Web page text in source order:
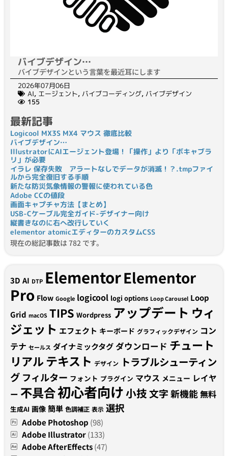
バイブデザイン…
バイブデザインという言葉を最近耳にします
2026年07月06日
AI, エージェント, バイブコーディング, バイブデザイン
155
最新記事
Logicool MX3S MX4 マウス 徹底比較
バイブデザイン…
IllustratorにAIエージェント登場！「操作」より「ボキャブラ
リ」が必要
イラレ 保存失敗 アラートなしでデータが消滅！？.tmpファイ
ルから完全復旧する手順
新たな防災気象情報の警報に使われている色
Adobe CCの値段
画面キャプチャ方法【まとめ】
USB-Cケーブル完全ガイド-デザイナー向け
縦書きなのに右へ改行していく
elementor atomicエディターのカスタムCSS
現在の総記事数は 782 です。
3D AI DTP ElementorElementor
Pro Flow Google logicool logi options Loop Carousel Loop
Grid macOS TIPS Wordpress アップデート ウィ
ジェット エフェクト キーボード グラフィックデザイン コン
テナ セールス ダイナミックタグダウンロード チュート
リアルテキスト デザイン トラブルシューティン
グ フィルター フォント プラグイン マウス メニュー レイヤ
ー 不具合初心者向け小技文字新機能無料
生成AI 画像 簡単 色調補正 表示 選択
Adobe Photoshop (98)
Adobe Illustrator(133)
Adobe AfterEffects(47)